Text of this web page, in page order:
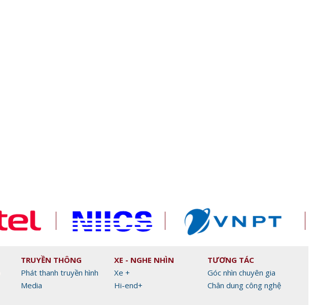
TRUYỀN THÔNG
Phát thanh truyền hình
Media
XE - NGHE NHÌN
Xe +
Hi-end+
TƯƠNG TÁC
Góc nhìn chuyên gia
Chân dung công nghệ